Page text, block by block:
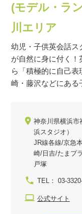
(モデル・ラ
川エリア
幼児・子供英会話ス
が自然に身に付く
ら「積極的に自己表
崎・藤沢などにある
神奈川県横浜市
浜スタジオ）
JR線各線/京急
崎/日吉/たまプ
戸塚
TEL： 03-
公式サイト